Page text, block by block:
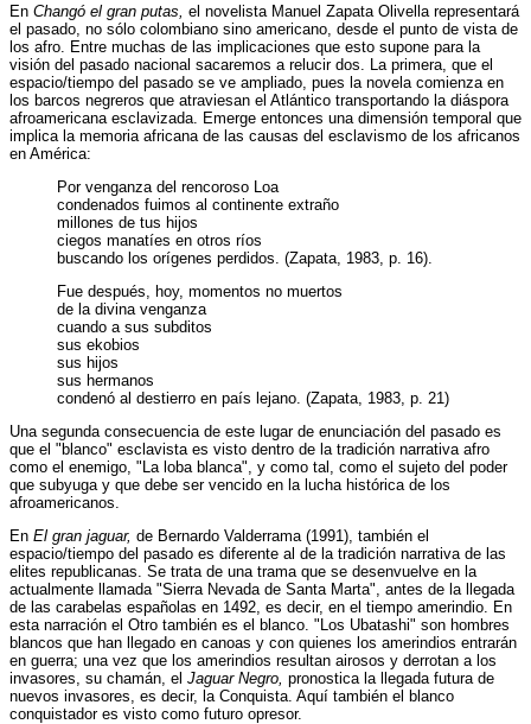
En Changó el gran putas, el novelista Manuel Zapata Olivella representará
el pasado, no sólo colombiano sino americano, desde el punto de vista de
los afro. Entre muchas de las implicaciones que esto supone para la
visión del pasado nacional sacaremos a relucir dos. La primera, que el
espacio/tiempo del pasado se ve ampliado, pues la novela comienza en
los barcos negreros que atraviesan el Atlántico transportando la diáspora
afroamericana esclavizada. Emerge entonces una dimensión temporal que
implica la memoria africana de las causas del esclavismo de los africanos
en América:
Por venganza del rencoroso Loa
condenados fuimos al continente extraño
millones de tus hijos
ciegos manatíes en otros ríos
buscando los orígenes perdidos. (Zapata, 1983, p. 16).
Fue después, hoy, momentos no muertos
de la divina venganza
cuando a sus subditos
sus ekobios
sus hijos
sus hermanos
condenó al destierro en país lejano. (Zapata, 1983, p. 21)
Una segunda consecuencia de este lugar de enunciación del pasado es
que el "blanco" esclavista es visto dentro de la tradición narrativa afro
como el enemigo, "La loba blanca", y como tal, como el sujeto del poder
que subyuga y que debe ser vencido en la lucha histórica de los
afroamericanos.
En El gran jaguar, de Bernardo Valderrama (1991), también el
espacio/tiempo del pasado es diferente al de la tradición narrativa de las
elites republicanas. Se trata de una trama que se desenvuelve en la
actualmente llamada "Sierra Nevada de Santa Marta", antes de la llegada
de las carabelas españolas en 1492, es decir, en el tiempo amerindio. En
esta narración el Otro también es el blanco. "Los Ubatashi" son hombres
blancos que han llegado en canoas y con quienes los amerindios entrarán
en guerra; una vez que los amerindios resultan airosos y derrotan a los
invasores, su chamán, el Jaguar Negro, pronostica la llegada futura de
nuevos invasores, es decir, la Conquista. Aquí también el blanco
conquistador es visto como futuro opresor.